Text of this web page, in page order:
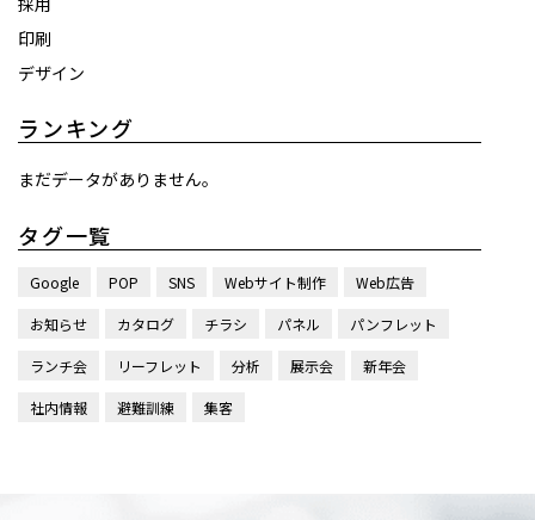
印刷
デザイン
ランキング
まだデータがありません。
タグ一覧
Google POP SNS Webサイト制作 Web広告
お知らせ カタログ チラシ パネル パンフレット
ランチ会 リーフレット 分析 展示会 新年会
社内情報 避難訓練 集客